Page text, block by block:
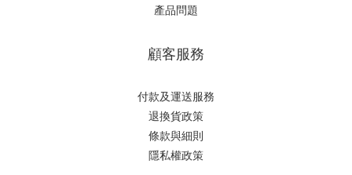
產品問題
顧客服務
付款及運送服務
退換貨政策
條款與細則
隱私權政策